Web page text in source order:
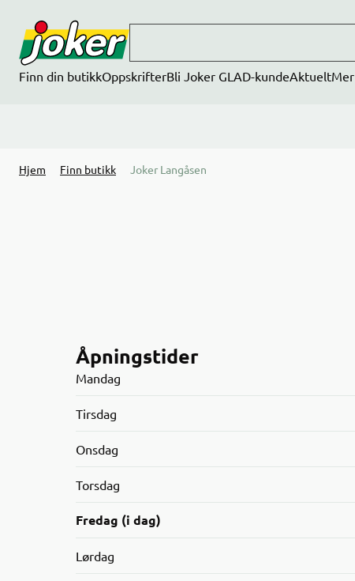
Finn din butikkOppskrifterBli Joker GLAD-kundeAktueltMer
Hjem Finn butikk Joker Langåsen
Åpningstider
Mandag
Tirsdag
Onsdag
Torsdag
Fredag (i dag)
Lørdag